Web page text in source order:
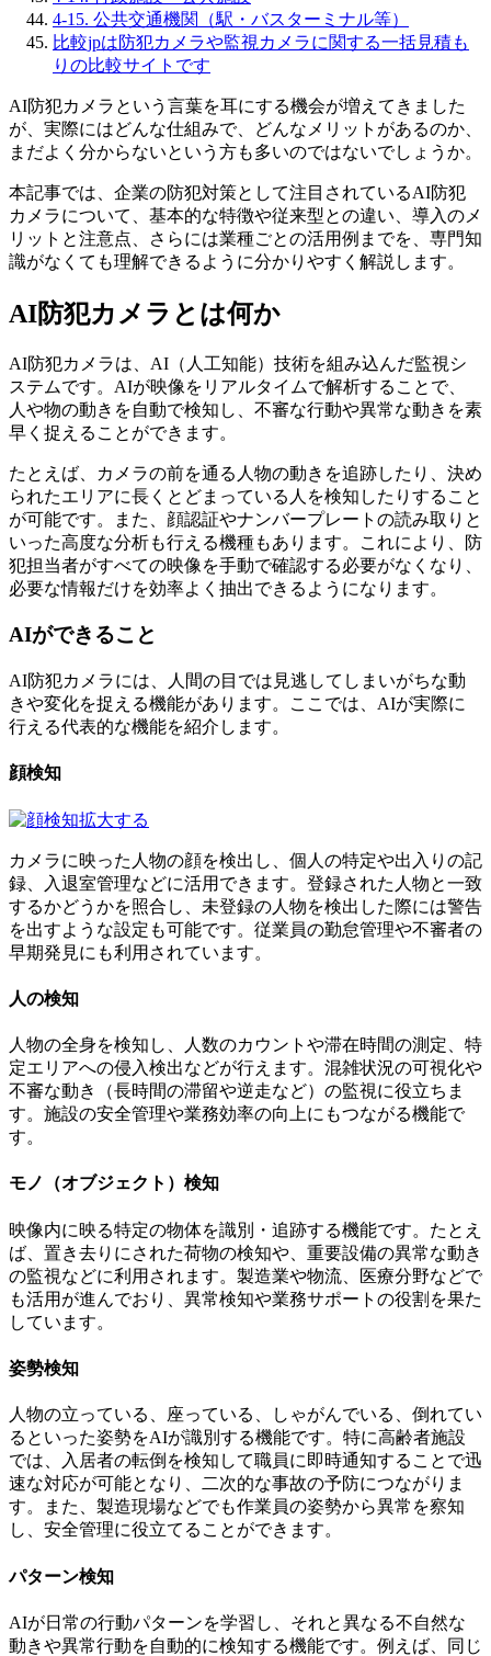
4-15. 公共交通機関（駅・バスターミナル等）
比較jpは防犯カメラや監視カメラに関する一括見積も
りの比較サイトです
AI防犯カメラという言葉を耳にする機会が増えてきました
が、実際にはどんな仕組みで、どんなメリットがあるのか、
まだよく分からないという方も多いのではないでしょうか。
本記事では、企業の防犯対策として注目されているAI防犯
カメラについて、基本的な特徴や従来型との違い、導入のメ
リットと注意点、さらには業種ごとの活用例までを、専門知
識がなくても理解できるように分かりやすく解説します。
AI防犯カメラとは何か
AI防犯カメラは、AI（人工知能）技術を組み込んだ監視シ
ステムです。AIが映像をリアルタイムで解析することで、
人や物の動きを自動で検知し、不審な行動や異常な動きを素
早く捉えることができます。
たとえば、カメラの前を通る人物の動きを追跡したり、決め
られたエリアに長くとどまっている人を検知したりすること
が可能です。また、顔認証やナンバープレートの読み取りと
いった高度な分析も行える機種もあります。これにより、防
犯担当者がすべての映像を手動で確認する必要がなくなり、
必要な情報だけを効率よく抽出できるようになります。
AIができること
AI防犯カメラには、人間の目では見逃してしまいがちな動
きや変化を捉える機能があります。ここでは、AIが実際に
行える代表的な機能を紹介します。
顔検知
拡大する
カメラに映った人物の顔を検出し、個人の特定や出入りの記
録、入退室管理などに活用できます。登録された人物と一致
するかどうかを照合し、未登録の人物を検出した際には警告
を出すような設定も可能です。従業員の勤怠管理や不審者の
早期発見にも利用されています。
人の検知
人物の全身を検知し、人数のカウントや滞在時間の測定、特
定エリアへの侵入検出などが行えます。混雑状況の可視化や
不審な動き（長時間の滞留や逆走など）の監視に役立ちま
す。施設の安全管理や業務効率の向上にもつながる機能で
す。
モノ（オブジェクト）検知
映像内に映る特定の物体を識別・追跡する機能です。たとえ
ば、置き去りにされた荷物の検知や、重要設備の異常な動き
の監視などに利用されます。製造業や物流、医療分野などで
も活用が進んでおり、異常検知や業務サポートの役割を果た
しています。
姿勢検知
人物の立っている、座っている、しゃがんでいる、倒れてい
るといった姿勢をAIが識別する機能です。特に高齢者施設
では、入居者の転倒を検知して職員に即時通知することで迅
速な対応が可能となり、二次的な事故の予防につながりま
す。また、製造現場などでも作業員の姿勢から異常を察知
し、安全管理に役立てることができます。
パターン検知
AIが日常の行動パターンを学習し、それと異なる不自然な
動きや異常行動を自動的に検知する機能です。例えば、同じ